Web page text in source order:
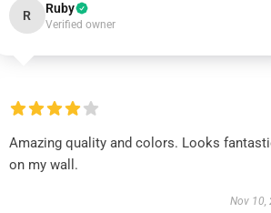
R Ruby
Verified owner
Amazing quality and colors. Looks
on my wall.
Nov 10,